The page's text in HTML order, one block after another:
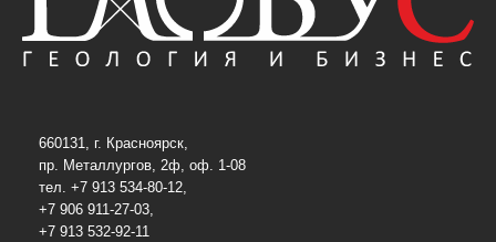
660131, г. Красноярск,
пр. Металлургов, 2ф, оф. 1-08
тел. +7 913 534-80-12,
+7 906 911-27-03,
+7 913 532-92-11